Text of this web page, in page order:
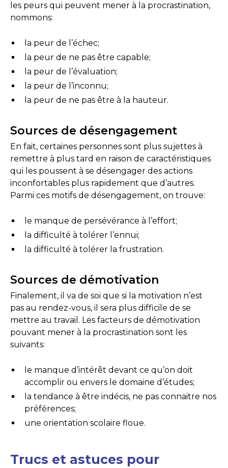
les peurs qui peuvent mener à la procrastination,
nommons:
la peur de l’échec;
la peur de ne pas être capable;
la peur de l’évaluation;
la peur de l’inconnu;
la peur de ne pas être à la hauteur.
Sources de désengagement
En fait, certaines personnes sont plus sujettes à
remettre à plus tard en raison de caractéristiques
qui les poussent à se désengager des actions
inconfortables plus rapidement que d’autres.
Parmi ces motifs de désengagement, on trouve:
le manque de persévérance à l’effort;
la difficulté à tolérer l’ennui;
la difficulté à tolérer la frustration.
Sources de démotivation
Finalement, il va de soi que si la motivation n’est
pas au rendez-vous, il sera plus difficile de se
mettre au travail. Les facteurs de démotivation
pouvant mener à la procrastination sont les
suivants:
le manque d’intérêt devant ce qu’on doit
accomplir ou envers le domaine d’études;
la tendance à être indécis, ne pas connaitre nos
préférences;
une orientation scolaire floue.
Trucs et astuces pour